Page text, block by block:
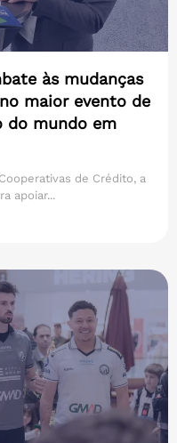
às mudanças
maior evento de
do mundo em
de Crédito, a
apoiar...